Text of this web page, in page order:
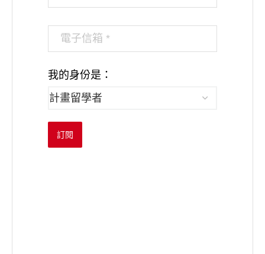
我的身份是：
訂閱